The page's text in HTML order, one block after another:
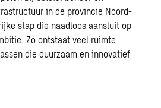
in de provincie Noord-
stap die naadloos aansluit op
Zo ontstaat veel ruimte
die duurzaam en innovatief